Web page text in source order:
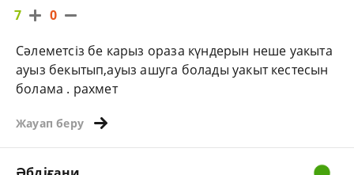
7 0
Сәлеметсіз бе карыз ораза күндерын неше уакыта
ауыз бекытып,ауыз ашуга болады уакыт кестесын
болама . рахмет
Жауап беру